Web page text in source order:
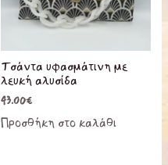
Τσάντα υφασμάτινη με
λευκή αλυσίδα
43.00€
Προσθήκη στο καλάθι